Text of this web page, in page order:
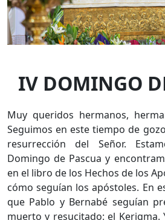
IV DOMINGO
Muy queridos hermanos,
Seguimos en este tiempo de
resurrección del Señor.
Domingo de Pascua y
en el libro de los Hechos de los
cómo seguían los apóstoles. En
que Pablo y Bernabé seguían
muerto y resucitado: el Kerigma.